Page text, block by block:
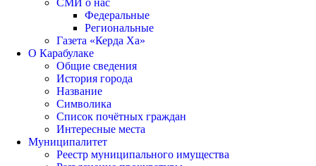
Федеральные
Региональные
Газета «Керда Ха»
О Карабулаке
Общие сведения
История города
Название
Символика
Список почётных граждан
Интересные места
Муниципалитет
Реестр муниципального имущества